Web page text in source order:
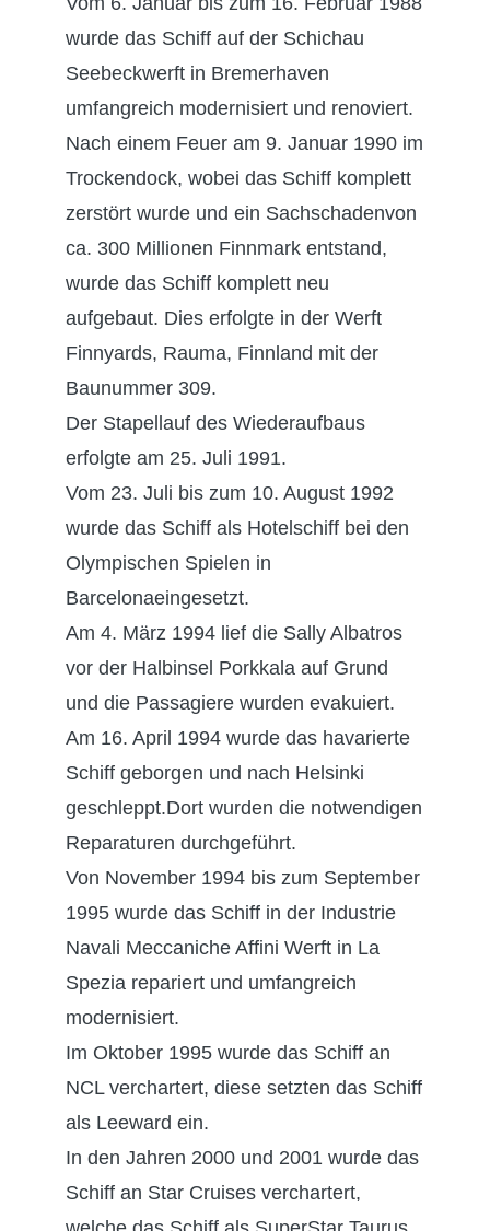
wurde das Schiff auf der Schichau
Seebeckwerft in Bremerhaven
umfangreich modernisiert und renoviert.
Nach einem Feuer am 9. Januar 1990 im
Trockendock, wobei das Schiff komplett
zerstört wurde und ein Sachschadenvon
ca. 300 Millionen Finnmark entstand,
wurde das Schiff komplett neu
aufgebaut. Dies erfolgte in der Werft
Finnyards, Rauma, Finnland mit der
Baunummer 309.
Der Stapellauf des Wiederaufbaus
erfolgte am 25. Juli 1991.
Vom 23. Juli bis zum 10. August 1992
wurde das Schiff als Hotelschiff bei den
Olympischen Spielen in
Barcelonaeingesetzt.
Am 4. März 1994 lief die Sally Albatros
vor der Halbinsel Porkkala auf Grund
und die Passagiere wurden evakuiert.
Am 16. April 1994 wurde das havarierte
Schiff geborgen und nach Helsinki
geschleppt.Dort wurden die notwendigen
Reparaturen durchgeführt.
Von November 1994 bis zum September
1995 wurde das Schiff in der Industrie
Navali Meccaniche Affini Werft in La
Spezia repariert und umfangreich
modernisiert.
Im Oktober 1995 wurde das Schiff an
NCL verchartert, diese setzten das Schiff
als Leeward ein.
In den Jahren 2000 und 2001 wurde das
Schiff an Star Cruises verchartert,